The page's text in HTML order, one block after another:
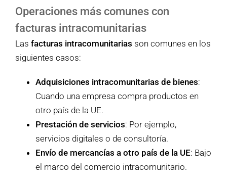
Operaciones más comunes con
facturas intracomunitarias
Las facturas intracomunitarias son comunes en los
siguientes casos:
Adquisiciones intracomunitarias de bienes:
Cuando una empresa compra productos en
otro país de la UE.
Prestación de servicios: Por ejemplo,
servicios digitales o de consultoría.
Envío de mercancías a otro país de la UE: Bajo
el marco del comercio intracomunitario.